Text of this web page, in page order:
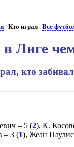
| Кто играл |Все
Лиге
кто забивал
– 5 (2), К.
– 3 (1), Жеан